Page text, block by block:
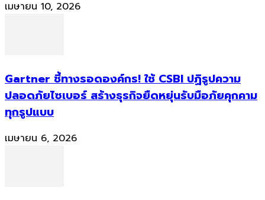
เมษายน 10, 2026
Gartner ชี้ทางรอดองค์กร! ใช้ CSBI ปฏิรูปความ
ปลอดภัยไซเบอร์ สร้างธุรกิจยืดหยุ่นรับมือภัยคุกคาม
ทุกรูปแบบ
เมษายน 6, 2026